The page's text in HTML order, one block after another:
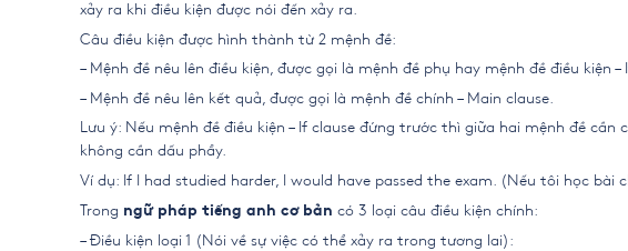
xảy ra khi điều kiện được nói đến xảy ra.
Câu điều kiện được hình thành từ 2 mệnh đề:
– Mệnh đề nêu lên điều kiện, được gọi là mệnh đề phụ hay mệnh đề điều kiện –
– Mệnh đề nêu lên kết quả, được gọi là mệnh đề chính – Main clause.
Lưu ý: Nếu mệnh đề điều kiện – If clause đứng trước thì giữa hai mệnh đề
không cần dấu phẩy.
Ví dụ: If I had studied harder, I would have passed the exam. (Nếu tôi học bài
Trong ngữ pháp tiếng anh cơ bản có 3 loại câu điều kiện chính:
– Điều kiện loại 1 (Nói về sự việc có thể xảy ra trong tương lai):